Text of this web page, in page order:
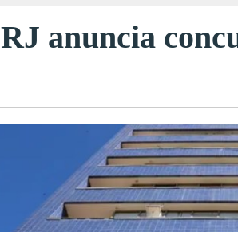
RJ anuncia